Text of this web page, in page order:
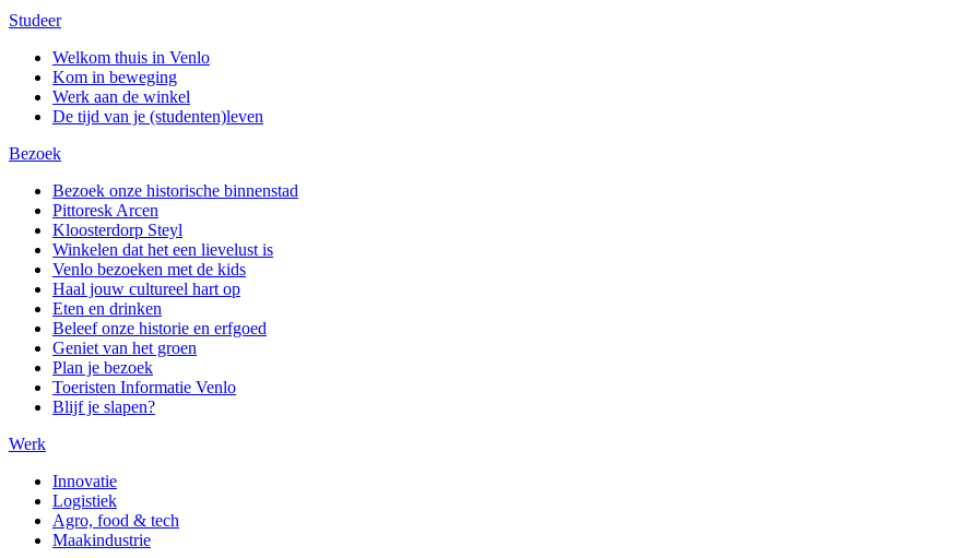
Studeer
Welkom thuis in Venlo
Kom in beweging
Werk aan de winkel
De tijd van je (studenten)leven
Bezoek
Bezoek onze historische binnenstad
Pittoresk Arcen
Kloosterdorp Steyl
Winkelen dat het een lievelust is
Venlo bezoeken met de kids
Haal jouw cultureel hart op
Eten en drinken
Beleef onze historie en erfgoed
Geniet van het groen
Plan je bezoek
Toeristen Informatie Venlo
Blijf je slapen?
Werk
Innovatie
Logistiek
Agro, food & tech
Maakindustrie